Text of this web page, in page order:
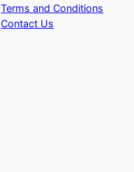
Terms and Conditions
Contact Us